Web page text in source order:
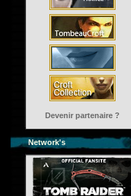
Devenir partenaire ?
Network's